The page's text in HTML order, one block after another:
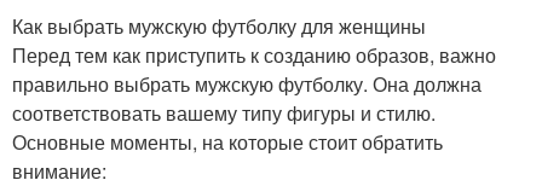
Как выбрать мужскую футболку для женщины
Перед тем как приступить к созданию образов, важно
правильно выбрать мужскую футболку. Она должна
соответствовать вашему типу фигуры и стилю.
Основные моменты, на которые стоит обратить
внимание: